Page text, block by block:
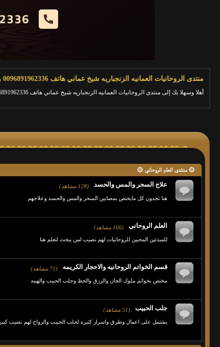
منتدى الروحانيات العمانيه الزنجباريه شيخ عماني هاتف 0096891962336 وعلاج السحر والمس
أهلا وسهلا بك إلى منتدى الروحانيات العمانيه الزنجباريه شيخ عماني هاتف 0096891962336 وعلاج السحر والمس.
۞ منتدى العلم الروحاني ۞
علاج السحر والمس والحسد
(128 مشاهد)
هنا تجدون كل مايختص بمصابين السحر والمس والحسد وعلاجهم
العلم الروحاني
(166 مشاهد)
للمبدئين المحبين للروحانيات لهم نصيب لمن يبحث لتعلم هنا
قسم الخواتم الروحانيه والاحجار الكريمه
(71 مشاهد)
مختص بخواتم ملوك الجان والرزق والحظ وجلب الحبيب والهيبه
جلب الحبيب
(51 مشاهد)
يشتمل على اعمال وطرق واسرار كثيره لجلب الحبيب والزواج لهم نصيب كبير